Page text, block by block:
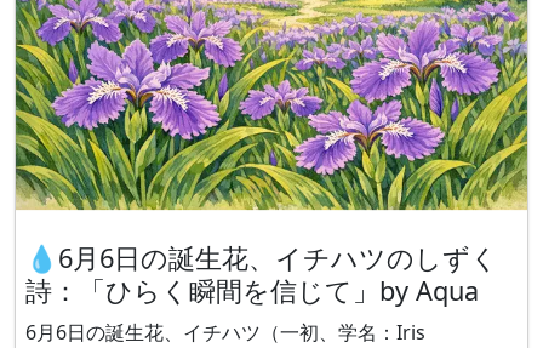
💧6月6日の誕生花、イチハツのしずく
詩：「ひらく瞬間を信じて」by Aqua
6月6日の誕生花、イチハツ（一初、学名：Iris